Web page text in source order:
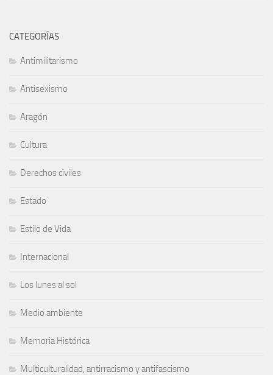
CATEGORÍAS
Antimilitarismo
Antisexismo
Aragón
Cultura
Derechos civiles
Estado
Estilo de Vida
Internacional
Los lunes al sol
Medio ambiente
Memoria Histórica
Multiculturalidad, antirracismo y antifascismo